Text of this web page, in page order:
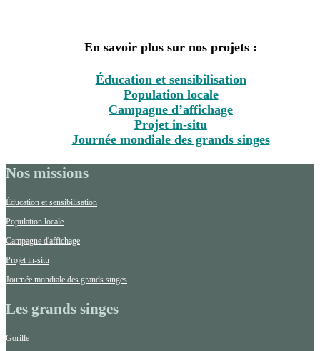
En savoir plus sur nos projets :
Éducation et sensibilisation
Population locale
Campagne d’affichage
Projet in-situ
Journée mondiale des grands singes
Nos missions
Éducation et sensibilisation
Population locale
Campagne d'affichage
Projet in-situ
Journée mondiale des grands singes
Les grands singes
Gorille